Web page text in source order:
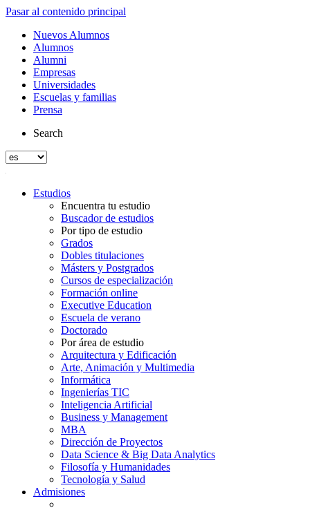
Pasar al contenido principal
Nuevos Alumnos
Alumnos
Alumni
Empresas
Universidades
Escuelas y familias
Prensa
Search
Estudios
Encuentra tu estudio
Buscador de estudios
Por tipo de estudio
Grados
Dobles titulaciones
Másters y Postgrados
Cursos de especialización
Formación online
Executive Education
Escuela de verano
Doctorado
Por área de estudio
Arquitectura y Edificación
Arte, Animación y Multimedia
Informática
Ingenierías TIC
Inteligencia Artificial
Business y Management
MBA
Dirección de Proyectos
Data Science & Big Data Analytics
Filosofía y Humanidades
Tecnología y Salud
Admisiones